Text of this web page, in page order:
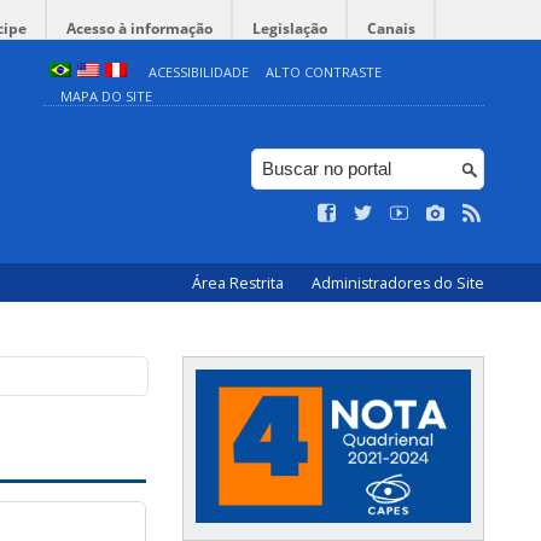
Acesso à informação Legislação Canais
ACESSIBILIDADE
ALTO CONTRASTE
MAPA DO SITE
Área Restrita Administradores do Site